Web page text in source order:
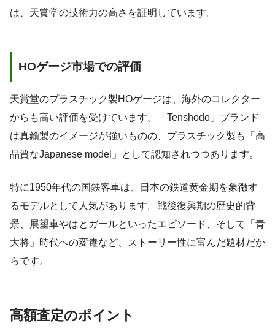
は、天賞堂の技術力の高さを証明しています。
HOゲージ市場での評価
天賞堂のプラスチック製HOゲージは、海外のコレクター
からも高い評価を受けています。「Tenshodo」ブランド
は真鍮製のイメージが強いものの、プラスチック製も「高
品質なJapanese model」として認知されつつあります。
特に1950年代の国鉄客車は、日本の鉄道黄金期を象徴す
るモデルとして人気があります。戦後復興期の歴史的背
景、展望車やはとガールといったエピソード、そして「青
大将」時代への変遷など、ストーリー性に富んだ題材だか
らです。
高額査定のポイント